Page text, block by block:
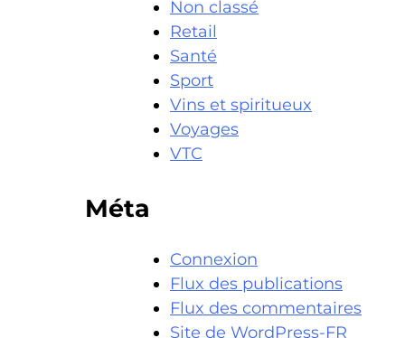
Non classé
Retail
Santé
Sport
Vins et spiritueux
Voyages
VTC
Méta
Connexion
Flux des publications
Flux des commentaires
Site de WordPress-FR